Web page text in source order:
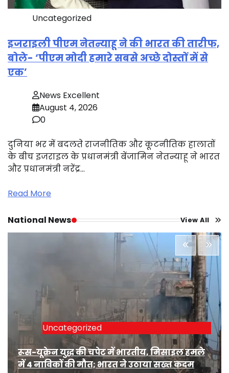
Uncategorized
इजराइली पीएम नेतन्याहू ने की भारत की तारीफ,
बोले- ‘पीएम मोदी हमारे सबसे अच्छे दोस्तों में से
एक’
News Excellent
August 4, 2026
0
दुनिया भर में बदलते राजनीतिक और कूटनीतिक हालातों
के बीच इजराइल के प्रधानमंत्री बेंजामिन नेतन्याहू ने भारत
और प्रधानमंत्री नरेंद्र…
Read More
National News View All
Uncategorized
रूस-यूक्रेन युद्ध की चपेट में भारतीय, मिसाइल हमले
में 4 नाविकों की मौत; भारत ने उठाया सख्त कदम